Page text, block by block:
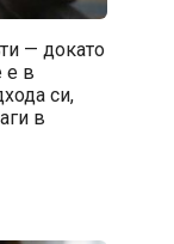
— докато
е в
си,
в